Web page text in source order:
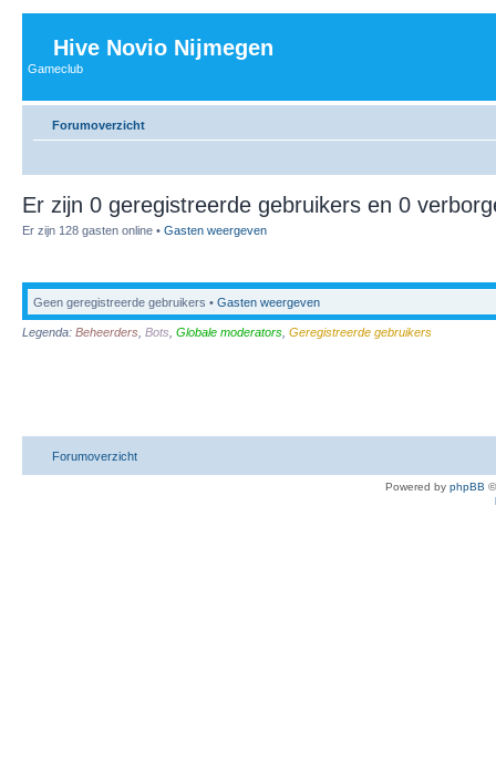
Hive Novio Nijmegen
Gameclub
Forumoverzicht
Er zijn 0 geregistreerde gebruikers en 0
Er zijn 128 gasten online • Gasten weergeven
Geen geregistreerde gebruikers • Gasten weergeven
Legenda: Beheerders Bots Globale moderators Geregistreerde gebruikers
Forumoverzicht
Powered by phpBB